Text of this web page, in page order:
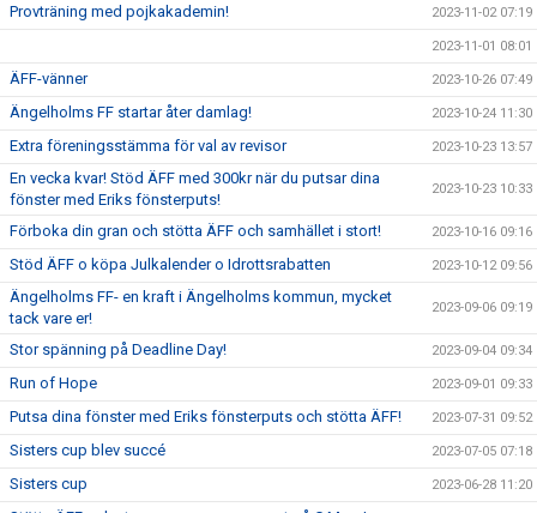
Provträning med pojkakademin! 2023-11-02 07:19
2023-11-01 08:01
ÄFF-vänner 2023-10-26 07:49
Ängelholms FF startar åter damlag! 2023-10-24 11:30
Extra föreningsstämma för val av revisor 2023-10-23 13:57
En vecka kvar! Stöd ÄFF med 300kr när du putsar dina
fönster med Eriks fönsterputs!
2023-10-23 10:33
Förboka din gran och stötta ÄFF och samhället i stort! 2023-10-16 09:16
Stöd ÄFF o köpa Julkalender o Idrottsrabatten 2023-10-12 09:56
Ängelholms FF- en kraft i Ängelholms kommun, mycket
tack vare er!
2023-09-06 09:19
Stor spänning på Deadline Day! 2023-09-04 09:34
Run of Hope 2023-09-01 09:33
Putsa dina fönster med Eriks fönsterputs och stötta ÄFF! 2023-07-31 09:52
Sisters cup blev succé 2023-07-05 07:18
Sisters cup 2023-06-28 11:20